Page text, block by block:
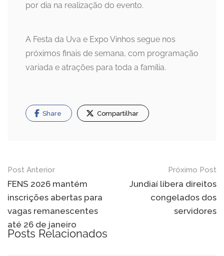
por dia na realização do evento.
A Festa da Uva e Expo Vinhos segue nos
próximos finais de semana, com programação
variada e atrações para toda a família.
Share Compartilhar
Navegação
de
Post
Post Anterior
FENS 2026 mantém
inscrições abertas para
vagas remanescentes
até 26 de janeiro
Próximo Post
Jundiaí libera direitos
congelados dos
servidores
Posts Relacionados